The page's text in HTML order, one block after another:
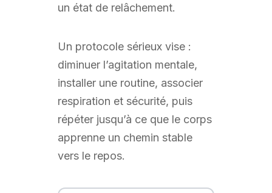
un état de relâchement.
Un protocole sérieux vise :
diminuer l’agitation mentale,
installer une routine, associer
respiration et sécurité, puis
répéter jusqu’à ce que le corps
apprenne un chemin stable
vers le repos.